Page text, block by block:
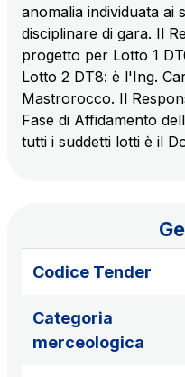
servizi amministrativi,
Giovia
attività di pulizia su
e servizi igienici
Raccordo
Km rete: 32
Scadenza concessione:
anomalia individuata ai
disciplinare di gara. Il
progetto per Lotto 1
Lotto 2 DT8: è l'Ing.
Mastrorocco. Il
Fase di Affidamento
tutti i suddetti lotti è il
Codice Tender
Categoria
merceologica